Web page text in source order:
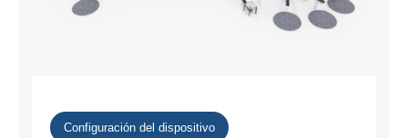
Configuración del dispositivo